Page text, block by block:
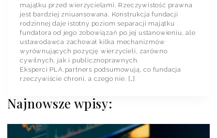
majątku przed wierzycielami. Rzeczywistość prawna
jest bardziej zniuansowana. Konstrukcja fundacji
rodzinnej daje istotny poziom separacji majątku
fundatora od jego zobowiązań po jej ustanowieniu, ale
ustawodawca zachował kilka mechanizmów
wyrównujących pozycję wierzycieli, zarówno
cywilnych, jak i publicznoprawnych.
Eksperci PLA.partners podsumowują, co fundacja
rzeczywiście chroni, a czego nie. […]
Najnowsze wpisy: